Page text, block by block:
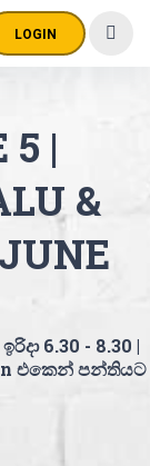
LOGIN
5 |
&
6.30 - 8.30 |
එකෙන් පන්තියට